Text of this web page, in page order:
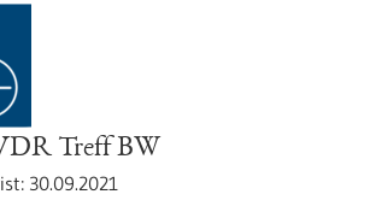
Treff BW
30.09.2021